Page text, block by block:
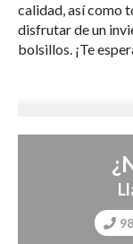
calidad, así como
disfrutar de un
bolsillos. ¡Te